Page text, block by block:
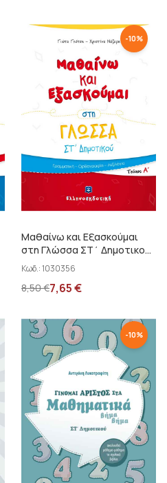
-10%
Μαθαίνω και Εξασκούμαι
στη Γλώσσα ΣΤ΄ Δημοτικού
Α΄ τεύχος Γκότση Γιώτα -...
Κωδ.:1030356
8,50€7,65€
-10%